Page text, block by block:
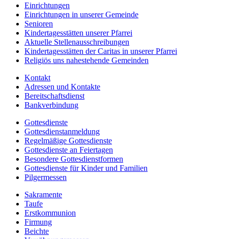
Einrichtungen
Einrichtungen in unserer Gemeinde
Senioren
Kindertagesstätten unserer Pfarrei
Aktuelle Stellenausschreibungen
Kindertagesstätten der Caritas in unserer Pfarrei
Religiös uns nahestehende Gemeinden
Kontakt
Adressen und Kontakte
Bereitschaftsdienst
Bankverbindung
Gottesdienste
Gottesdienstanmeldung
Regelmäßige Gottesdienste
Gottesdienste an Feiertagen
Besondere Gottesdienstformen
Gottesdienste für Kinder und Familien
Pilgermessen
Sakramente
Taufe
Erstkommunion
Firmung
Beichte